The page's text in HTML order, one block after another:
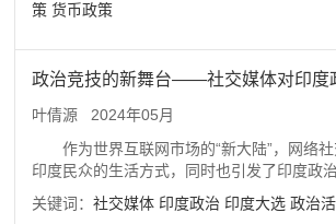
策 货币政策
政治竞技的新舞台——社交媒体对印度
叶倩源 2024年05月
作为世界互联网市场的“新大陆”，网络
印度民众的生活方式，同时也引发了印度政
2014年和2019年印度大选时，印度人民党候
迪（Narendra Modi）借鉴了2012年的美国
关键词：社交媒体 印度政治 印度大选 政治